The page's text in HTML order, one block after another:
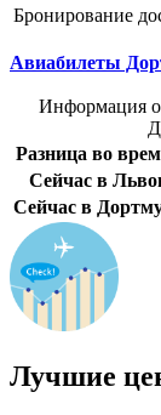
Бронирование
Авиабилеты
Информация
Разница во
Сейчас в
Сейчас в
Лучшие